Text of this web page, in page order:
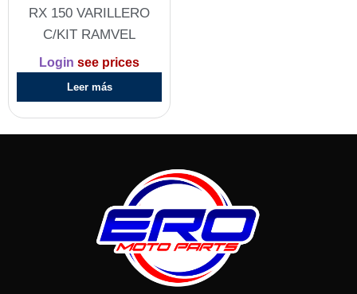
RX 150 VARILLERO
C/KIT RAMVEL
Login see prices
Leer más